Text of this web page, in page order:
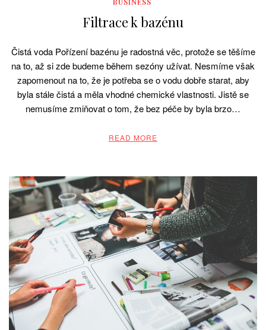
Filtrace k bazénu
Čistá voda Pořízení bazénu je radostná věc, protože se těšíme
na to, až si zde budeme během sezóny užívat. Nesmíme však
zapomenout na to, že je potřeba se o vodu dobře starat, aby
byla stále čistá a měla vhodné chemické vlastnosti. Jistě se
nemusíme zmiňovat o tom, že bez péče by byla brzo…
READ MORE